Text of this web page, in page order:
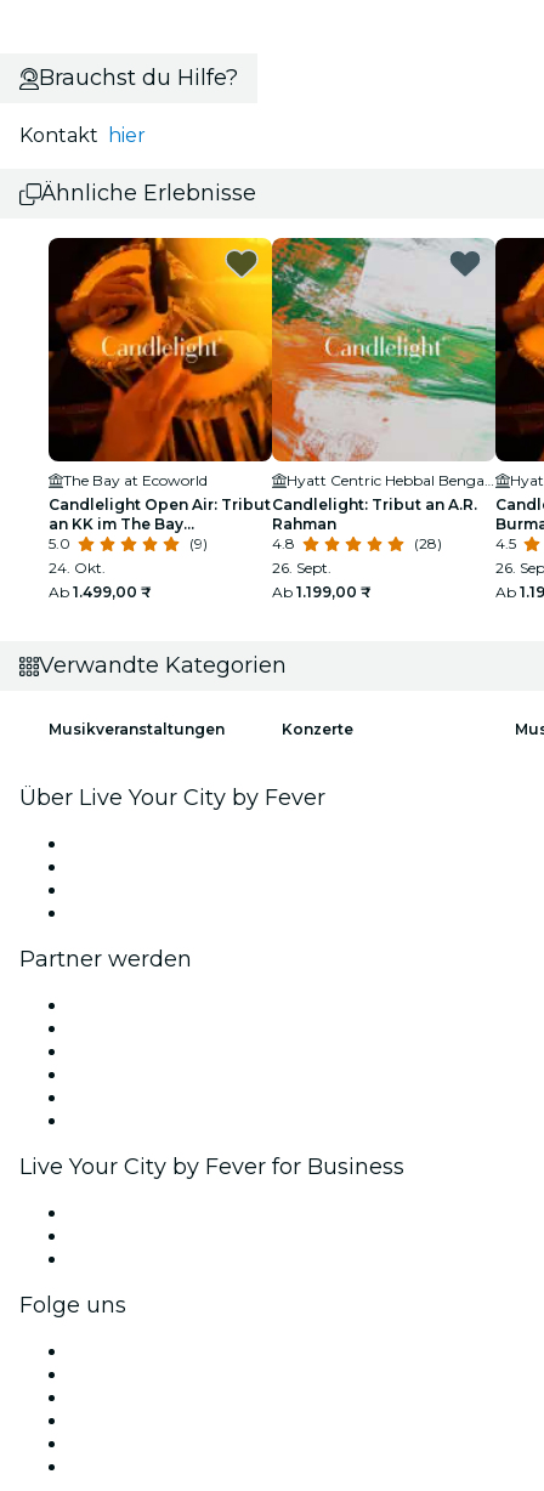
Brauchst du Hilfe?
Kontakt hier
Ähnliche Erlebnisse
The Bay at Ecoworld
Candlelight Open Air: Tribut
an KK im The Bay
Amphitheatre
5.0
(9)
24. Okt.
Ab 1.499,00 ₹
Hyatt Centric Hebbal Bengaluru
Candlelight: Tribut an A.R.
Rahman
4.8
(28)
26. Sept.
Ab 1.199,00 ₹
4.5
26.
Ab
Verwandte Kategorien
Musikveranstaltungen Konzerte
Über Live Your City by Fever
Partner werden
Live Your City by Fever for Business
Folge uns